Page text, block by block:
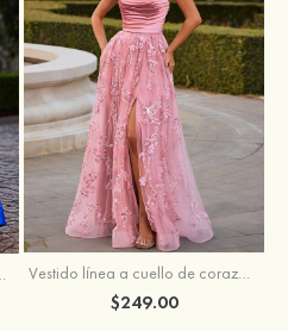
vestido de graduación Vestido línea a cuello de corazón tul cola de barrido vestido de graduación
$249.00